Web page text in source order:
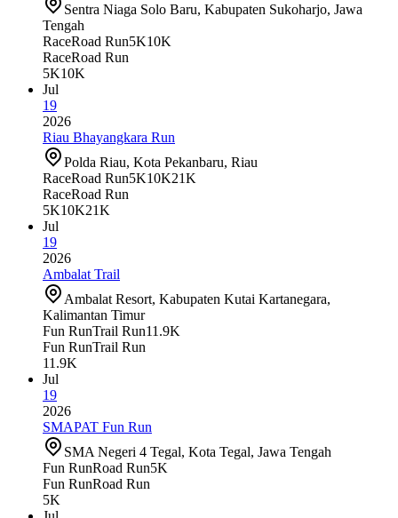
Sentra Niaga Solo Baru, Kabupaten Sukoharjo, Jawa
Tengah
RaceRoad Run5K10K
RaceRoad Run
5K10K
Jul
19
2026
Riau Bhayangkara Run
Polda Riau, Kota Pekanbaru, Riau
RaceRoad Run5K10K21K
RaceRoad Run
5K10K21K
Jul
19
2026
Ambalat Trail
Ambalat Resort, Kabupaten Kutai Kartanegara,
Kalimantan Timur
Fun RunTrail Run11.9K
Fun RunTrail Run
11.9K
Jul
19
2026
SMAPAT Fun Run
SMA Negeri 4 Tegal, Kota Tegal, Jawa Tengah
Fun RunRoad Run5K
Fun RunRoad Run
5K